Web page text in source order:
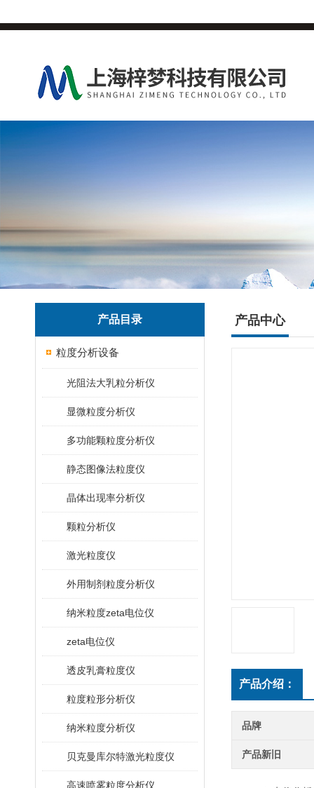
产品目录
粒度分析设备
光阻法大乳粒分析仪
显微粒度分析仪
多功能颗粒度分析仪
静态图像法粒度仪
晶体出现率分析仪
颗粒分析仪
激光粒度仪
外用制剂粒度分析仪
纳米粒度zeta电位仪
zeta电位仪
透皮乳膏粒度仪
粒度粒形分析仪
纳米粒度分析仪
贝克曼库尔特激光粒度仪
高速喷雾粒度分析仪
产品中心
产品介绍：
品牌
产品新旧